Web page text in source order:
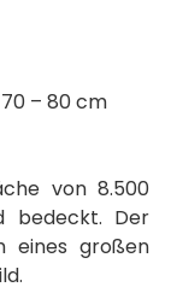
– 80 cm
von 8.500
bedeckt. Der
eines großen